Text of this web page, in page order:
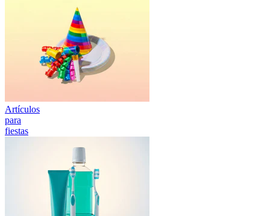
Artículos
para
fiestas